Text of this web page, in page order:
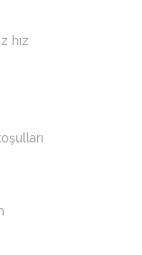
hız